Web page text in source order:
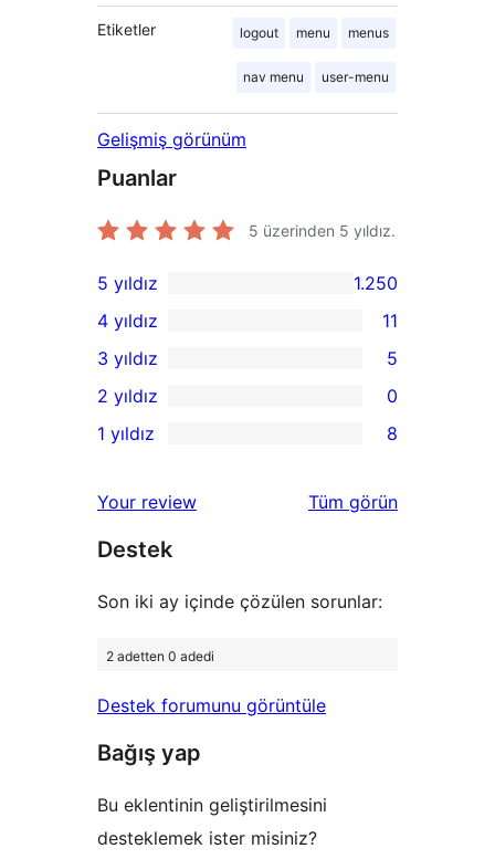
Etiketler logout menu menus
nav menu user-menu
Gelişmiş görünüm
Puanlar
5 üzerinden 5 yıldız.
1.250
5
yıldızlı
inceleme
5 yıldız 1.250
4
yıldızlı
inceleme
4 yıldız 11
5
3
yıldızlı
3 yıldız 5
2
inceleme
2 yıldız 0
yıldızlı
inceleme
1 yıldız 8
Your review Tüm değerlendirmeleri
görün
Destek
Son iki ay içinde çözülen sorunlar:
2 adetten 0 adedi
Destek forumunu görüntüle
Bağış yap
Bu eklentinin geliştirilmesini
desteklemek ister misiniz?